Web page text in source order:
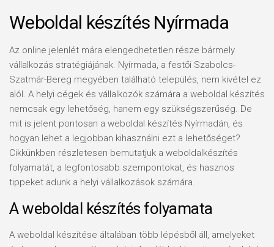
Weboldal készítés Nyírmada
Az online jelenlét mára elengedhetetlen része bármely
vállalkozás stratégiájának. Nyírmada, a festői Szabolcs-
Szatmár-Bereg megyében található település, nem kivétel ez
alól. A helyi cégek és vállalkozók számára a weboldal készítés
nemcsak egy lehetőség, hanem egy szükségszerűség. De
mit is jelent pontosan a weboldal készítés Nyírmadán, és
hogyan lehet a legjobban kihasználni ezt a lehetőséget?
Cikkünkben részletesen bemutatjuk a weboldalkészítés
folyamatát, a legfontosabb szempontokat, és hasznos
tippeket adunk a helyi vállalkozások számára.
A weboldal készítés folyamata
A weboldal készítése általában több lépésből áll, amelyeket